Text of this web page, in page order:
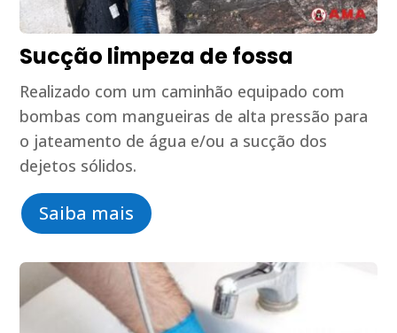
Sucção limpeza de fossa
Realizado com um caminhão equipado com
bombas com mangueiras de alta pressão para
o jateamento de água e/ou a sucção dos
dejetos sólidos.
Saiba mais